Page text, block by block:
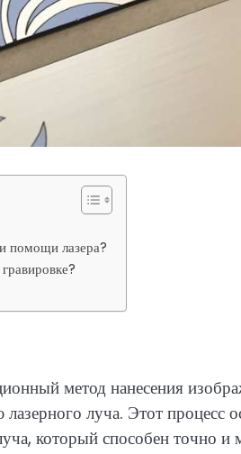
помощи лазера?
метод нанесения
луча. Этот процесс
который способен точно